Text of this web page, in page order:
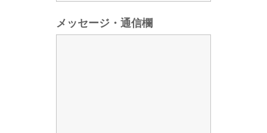
メッセージ・通信欄